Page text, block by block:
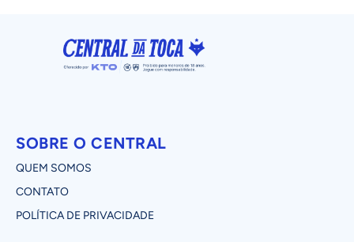
SOBRE O CENTRAL
QUEM SOMOS
CONTATO
POLÍTICA DE PRIVACIDADE